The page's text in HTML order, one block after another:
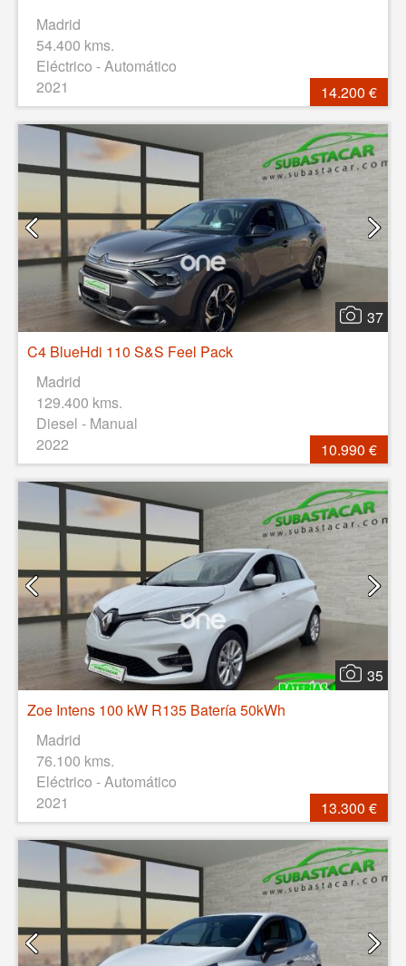
Madrid
54.400 kms.
Eléctrico - Automático
2021
14.200 €
37
C4 BlueHdi 110 S&S Feel Pack
Madrid
129.400 kms.
Diesel - Manual
2022
10.990 €
35
Zoe Intens 100 kW R135 Batería 50kWh
Madrid
76.100 kms.
Eléctrico - Automático
2021
13.300 €